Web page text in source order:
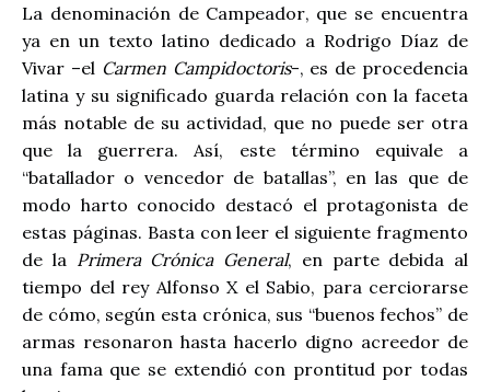
La denominación de Campeador, que se encuentra
ya en un texto latino dedicado a Rodrigo Díaz de
Vivar –el Carmen Campidoctoris-, es de procedencia
latina y su significado guarda relación con la faceta
más notable de su actividad, que no puede ser otra
que la guerrera. Así, este término equivale a
“batallador o vencedor de batallas”, en las que de
modo harto conocido destacó el protagonista de
estas páginas. Basta con leer el siguiente fragmento
de la Primera Crónica General, en parte debida al
tiempo del rey Alfonso X el Sabio, para cerciorarse
de cómo, según esta crónica, sus “buenos fechos” de
armas resonaron hasta hacerlo digno acreedor de
una fama que se extendió con prontitud por todas